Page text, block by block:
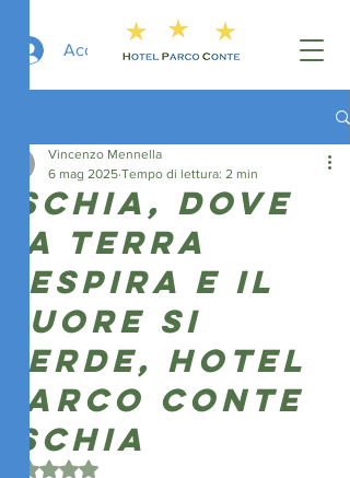
Accedi
Ischia, dove
la terra
respira e il
cuore si
perde, hotel
parco conte
ischia
Vincenzo Mennella
6 mag 2025 Tempo di lettura: 2 min
Valutazione NaN stelle su 5.